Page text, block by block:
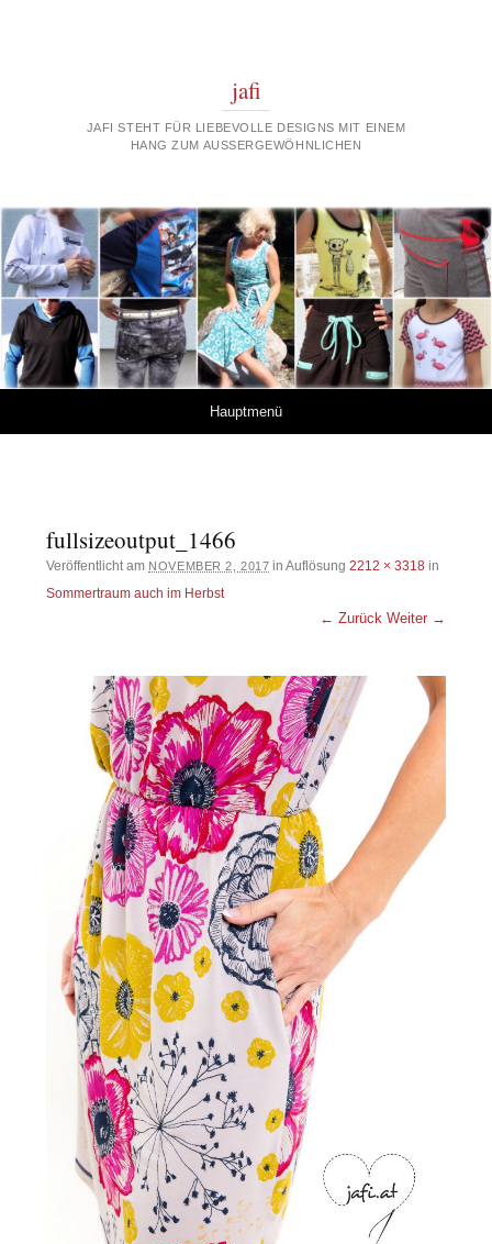
jafi
JAFI STEHT FÜR LIEBEVOLLE DESIGNS MIT EINEM
HANG ZUM AUSSERGEWÖHNLICHEN
Hauptmenü
fullsizeoutput_1466
Veröffentlicht am NOVEMBER 2, 2017 in Auflösung2212 × 3318 in
Sommertraum auch im Herbst
← Zurück Weiter →